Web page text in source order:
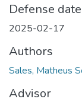
Defense date
2025-02-17
Authors
Sales, Matheus
Advisor